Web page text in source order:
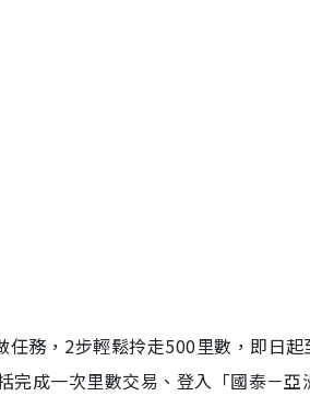
務，2步輕鬆拎走500里數，即日起
成一次里數交易、登入「國泰－亞